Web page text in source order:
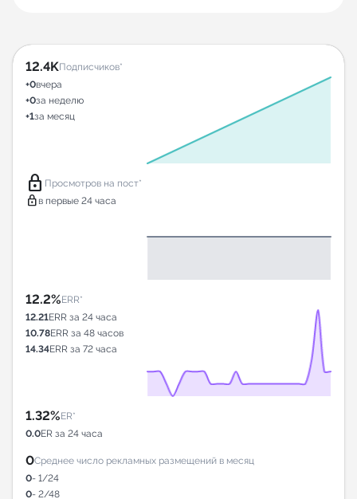
12.4KПодписчиков*
+0вчера
+0за неделю
+1за месяц
lock Просмотров на пост*
lock в первые 24 часа
12.2%ERR*
12.21ERR за 24 часа
10.78ERR за 48 часов
14.34ERR за 72 часа
1.32%ER*
0.0ER за 24 часа
0Среднее число рекламных размещений в месяц
0- 1/24
0- 2/48